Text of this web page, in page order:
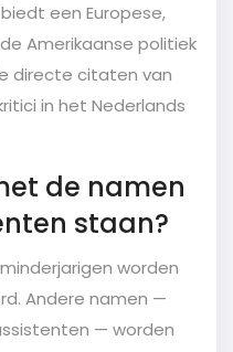
een Europese,
Amerikaanse politiek
directe citaten van
in het Nederlands
de namen
staan?
worden
Andere namen —
— worden